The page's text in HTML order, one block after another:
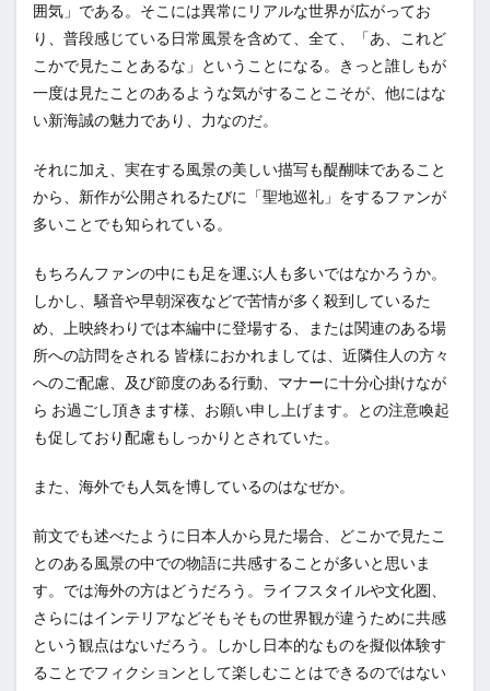
囲気」である。そこには異常にリアルな世界が広がってお
り、普段感じている日常風景を含めて、全て、「あ、これど
こかで見たことあるな」ということになる。きっと誰しもが
一度は見たことのあるような気がすることこそが、他にはな
い新海誠の魅力であり、力なのだ。
それに加え、実在する風景の美しい描写も醍醐味であること
から、新作が公開されるたびに「聖地巡礼」をするファンが
多いことでも知られている。
もちろんファンの中にも足を運ぶ人も多いではなかろうか。
しかし、騒音や早朝深夜などで苦情が多く殺到しているた
め、上映終わりでは本編中に登場する、または関連のある場
所への訪問をされる 皆様におかれましては、近隣住人の方々
へのご配慮、及び節度のある行動、マナーに十分心掛けなが
ら お過ごし頂きます様、お願い申し上げます。との注意喚起
も促しており配慮もしっかりとされていた。
また、海外でも人気を博しているのはなぜか。
前文でも述べたように日本人から見た場合、どこかで見たこ
とのある風景の中での物語に共感することが多いと思いま
す。では海外の方はどうだろう。ライフスタイルや文化圏、
さらにはインテリアなどそもそもの世界観が違うために共感
という観点はないだろう。しかし日本的なものを擬似体験す
ることでフィクションとして楽しむことはできるのではない